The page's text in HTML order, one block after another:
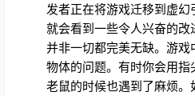
发者正在将游戏迁移到虚
就会看到一些令人兴奋的
并非一切都完美无缺。游
物体的问题。有时你会用
老鼠的时候也遇到了麻烦